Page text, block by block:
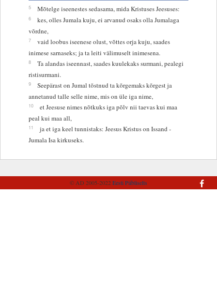
5 Mõtelge iseenestes sedasama, mida Kristuses Jeesuses:
6
kes, olles Jumala kuju, ei arvanud osaks olla Jumalaga
võrdne,
7
vaid loobus iseenese olust, võttes orja kuju, saades
inimese sarnaseks; ja ta leiti välimuselt inimesena.
8
Ta alandas iseennast, saades kuulekaks surmani, pealegi
ristisurmani.
9
Seepärast on Jumal tõstnud ta kõrgemaks kõrgest ja
annetanud talle selle nime, mis on üle iga nime,
10
et Jeesuse nimes nõtkuks iga põlv nii taevas kui maa
peal kui maa all,
11
ja et iga keel tunnistaks: Jeesus Kristus on Issand -
Jumala Isa kirkuseks.
© AD 2005-2022Eesti Piibliselts